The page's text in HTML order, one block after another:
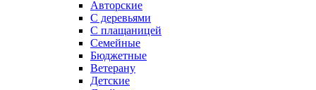
Авторские
С деревьями
С плащаницей
Семейные
Бюджетные
Ветерану
Детские